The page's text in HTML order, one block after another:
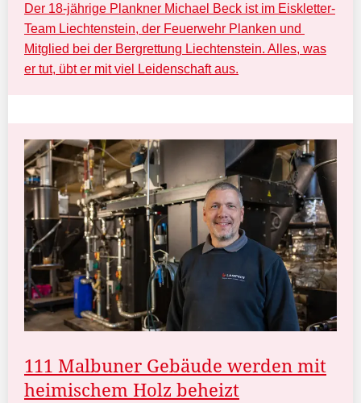
Der 18-jährige Plankner Michael Beck ist im Eiskletter-
Team Liechtenstein, der Feuerwehr Planken und
Mitglied bei der Bergrettung Liechtenstein. Alles, was
er tut, übt er mit viel Leidenschaft aus.
111 Malbuner Gebäude werden mit
heimischem Holz beheizt